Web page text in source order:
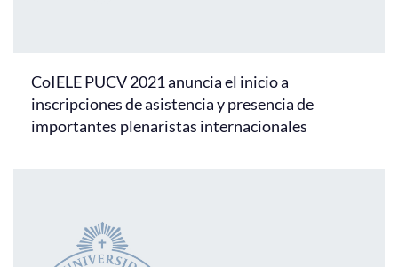
CoIELE PUCV 2021 anuncia el inicio a
inscripciones de asistencia y presencia de
importantes plenaristas internacionales